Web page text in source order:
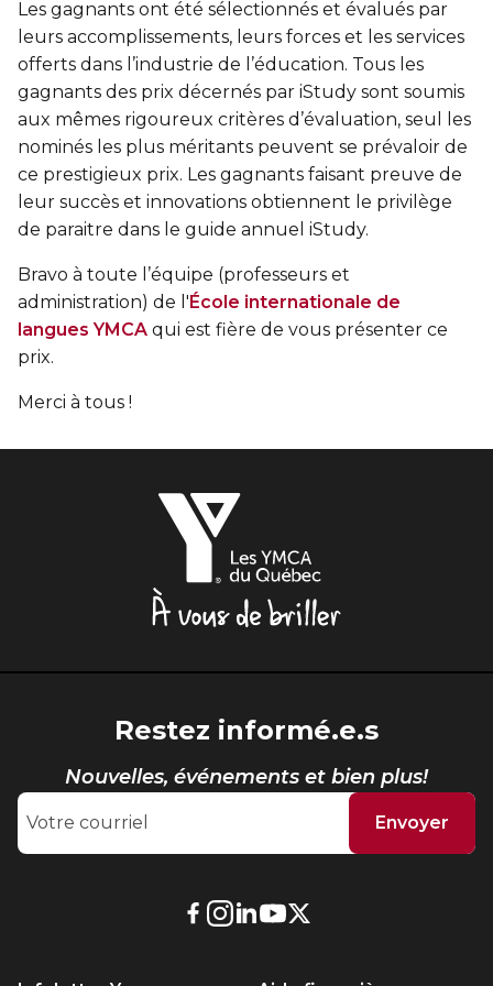
Entraînement privé
Activités et sports au gymnase
Sports pour enfants
Tennis Victoria (Québec)
ACTIVITÉS AQUATIQUES
Piscine
Cours de natation pour enfants
Cours de natation pour adultes
FORFAITS FAMILLE, ÉCOLE ET ENTREPRISE
Hébergement et location d'équipements
Transition primaire-secondaire
ENGAGEMENT ET LEADERSHIP
Leadership environnemental C-Vert
Café coop
Voir tout
SPORTS
Zone accueil et découverte (ZAD)
ZONES JEUNESSE
Trouver une Zone jeunesse
En sortant de détention
Voir tout
HÉBERGEMENT TEMPORAIRE
Résidence YMCA Tupper
Résidence YMCA Port-Royal
Les gagnants ont été sélectionnés et évalués par
leurs accomplissements, leurs forces et les services
offerts dans l’industrie de l’éducation. Tous les
gagnants des prix décernés par iStudy sont soumis
aux mêmes rigoureux critères d’évaluation, seul les
nominés les plus méritants peuvent se prévaloir de
ce prestigieux prix. Les gagnants faisant preuve de
leur succès et innovations obtiennent le privilège
de paraitre dans le guide annuel iStudy.
Bravo à toute l’équipe (professeurs et
administration) de l'École internationale de
langues YMCA qui est fière de vous présenter ce
prix.
Merci à tous !
Restez informé.e.s
Nouvelles, événements et bien plus!
Envoyer
LienLienLienLien